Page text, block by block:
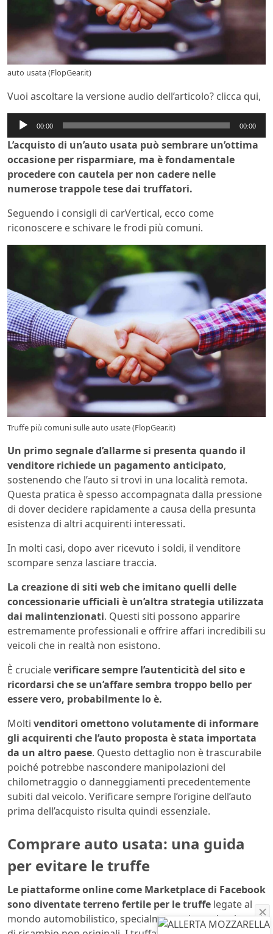
auto usata (FlopGear.it)
Vuoi ascoltare la versione audio dell’articolo? clicca qui,
Audio
Player
00:00 00:00
L’acquisto di un’auto usata può sembrare un’ottima
occasione per risparmiare, ma è fondamentale
procedere con cautela per non cadere nelle
numerose trappole tese dai truffatori.
Seguendo i consigli di carVertical, ecco come
riconoscere e schivare le frodi più comuni.
Truffe più comuni sulle auto usate (FlopGear.it)
Un primo segnale d’allarme si presenta quando il
venditore richiede un pagamento anticipato,
sostenendo che l’auto si trovi in una località remota.
Questa pratica è spesso accompagnata dalla pressione
di dover decidere rapidamente a causa della presunta
esistenza di altri acquirenti interessati.
In molti casi, dopo aver ricevuto i soldi, il venditore
scompare senza lasciare traccia.
La creazione di siti web che imitano quelli delle
concessionarie ufficiali è un’altra strategia utilizzata
dai malintenzionati. Questi siti possono apparire
estremamente professionali e offrire affari incredibili su
veicoli che in realtà non esistono.
È crucialeverificare sempre l’autenticità del sito e
ricordarsi che se un’affare sembra troppo bello per
essere vero, probabilmente lo è.
Molti venditori omettono volutamente di informare
gli acquirenti che l’auto proposta è stata importata
da un altro paese. Questo dettaglio non è trascurabile
poiché potrebbe nascondere manipolazioni del
chilometraggio o danneggiamenti precedentemente
subiti dal veicolo. Verificare sempre l’origine dell’auto
prima dell’acquisto risulta quindi essenziale.
Comprare auto usata: una guida
per evitare le truffe
Le piattaforme online come Marketplace di Facebook
sono diventate terreno fertile per le truffe legate al
mondo automobilistico, specialmente riguardanti pezzi